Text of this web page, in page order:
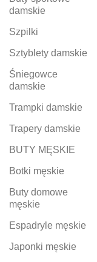
damskie
Szpilki
Sztyblety damskie
Śniegowce
damskie
Trampki damskie
Trapery damskie
BUTY MĘSKIE
Botki męskie
Buty domowe
męskie
Espadryle męskie
Japonki męskie